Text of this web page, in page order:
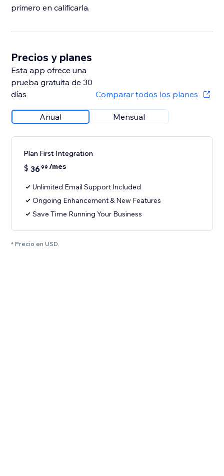
primero en calificarla.
Precios y planes
Esta app ofrece una
prueba gratuita de 30
días
Comparar todos los planes
Anual Mensual
Plan First Integration
$ 3699 /mes
Unlimited Email Support Included
Ongoing Enhancement & New Features
Save Time Running Your Business
* Precio en USD.